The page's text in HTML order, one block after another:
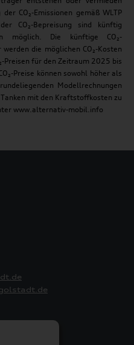
CO₂-Emissionen gemäß WLTP
CO₂-Bepreisung sind künftig
möglich. Die künftige CO₂-
die möglichen CO₂-Kosten
Preisen für den Zeitraum 2025 bis
Preise können sowohl höher als
Modellrechnungen
mit den Kraftstoffkosten zu
www.alternativ-mobil.info